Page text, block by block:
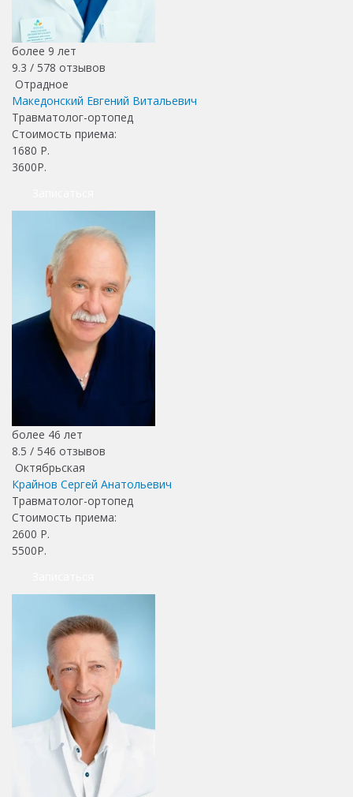
более 9 лет
9.3 / 578 отзывов
Отрадное
Македонский Евгений Витальевич
Травматолог-ортопед
Стоимость приема:
1680 Р.
3600Р.
более 46 лет
8.5 / 546 отзывов
Октябрьская
Крайнов Сергей Анатольевич
Травматолог-ортопед
Стоимость приема:
2600 Р.
5500Р.